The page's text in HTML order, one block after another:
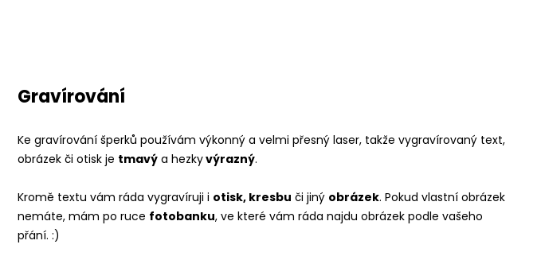
Gravírování
Ke gravírování šperků používám výkonný a velmi přesný laser, takže vygravírovaný text,
obrázek či otisk je tmavý a hezkyvýrazný.
Kromě textu vám ráda vygravíruji i otisk, kresbu či jiný obrázek. Pokud vlastní obrázek
nemáte, mám po ruce fotobanku, ve které vám ráda najdu obrázek podle vašeho
přání. :)